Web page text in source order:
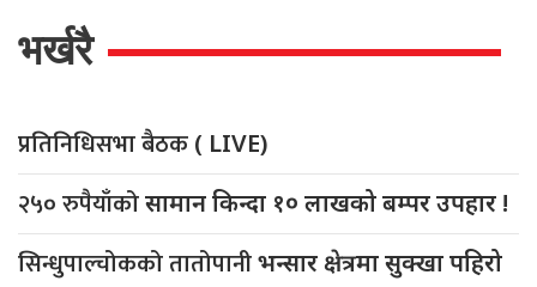
भर्खरै
प्रतिनिधिसभा बैठक ( LIVE)
२५० रुपैयाँकोसामान किन्दा १० लाखको बम्पर उपहार !
सिन्धुपाल्चोकको तातोपानीभन्सार क्षेत्रमा सुक्खा पहिरो